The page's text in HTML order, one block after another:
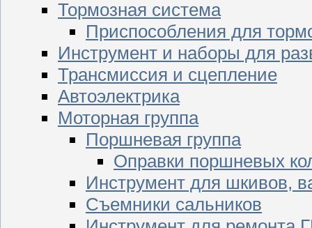
Тормозная система
Приспособления для
Инструмент и наборы для
Трансмиссия и сцепление
Автоэлектрика
Моторная группа
Поршневая группа
Оправки поршневых
Инструмент для шкивов,
Съемники сальников